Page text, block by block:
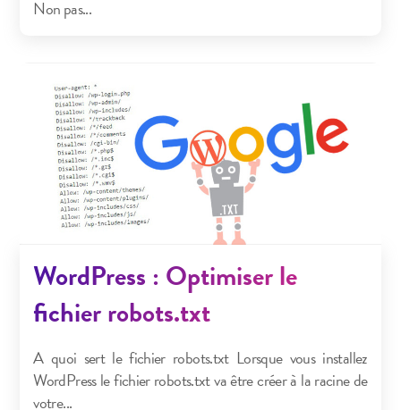
Non pas...
WordPress : Optimiser le
fichier robots.txt
A quoi sert le fichier robots.txt Lorsque vous installez
WordPress le fichier robots.txt va être créer à la racine de
votre...